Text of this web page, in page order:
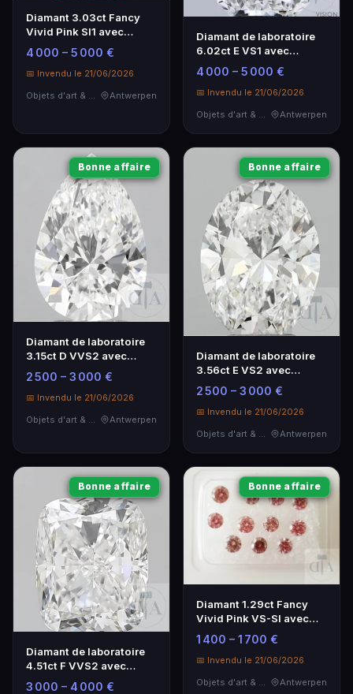
Diamant 3.03ct Fancy
Vivid Pink SI1 avec
certificat IGI
4 000 – 5 000 €
📅 Invendu le 21/06/2026
Objets d'art & Curiosités
Antwerpen
Diamant de laboratoire
6.02ct E VS1 avec
certificat IGI
4 000 – 5 000 €
📅 Invendu le 21/06/2026
Antwerpen
Bonne affaire
Diamant de laboratoire
3.15ct D VVS2 avec
certificat IGI
2 500 – 3 000 €
📅 Invendu le 21/06/2026
Objets d'art & Curiosités
Antwerpen
Bonne affaire
Diamant de laboratoire
3.56ct E VS2 avec
certificat IGI
2 500 – 3 000 €
📅 Invendu le 21/06/2026
Objets d'art & Curiosités
Antwerpen
Bonne affaire
Diamant de laboratoire
4.51ct F VVS2 avec
certificat IGI
3 000 – 4 000 €
Bonne affaire
Diamant 1.29ct Fancy
Vivid Pink VS-SI avec
certificat GRA
1 400 – 1 700 €
📅 Invendu le 21/06/2026
Objets d'art & Curiosités
Antwerpen